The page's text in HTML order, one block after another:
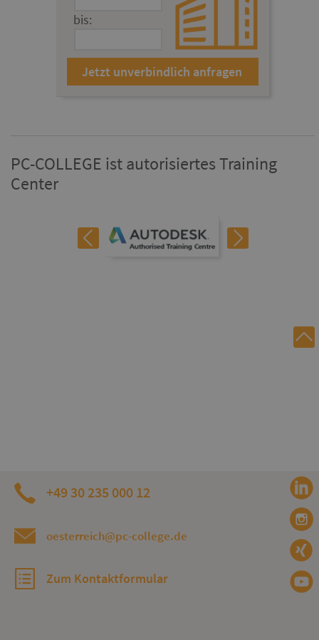
bis:
PC-COLLEGE ist autorisiertes Training
Center
+49 30 235 000 12
oesterreich@pc-college.de
Zum Kontaktformular